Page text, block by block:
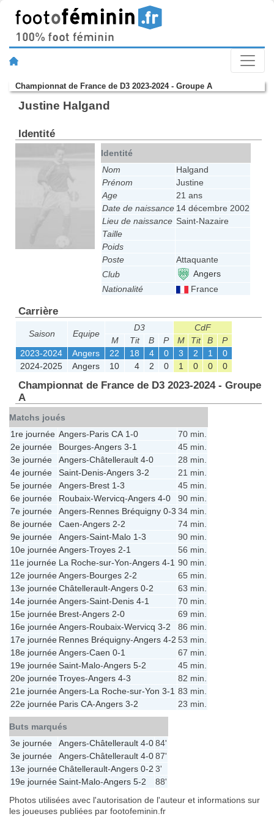
Championnat de France de D3 2023-2024 - Groupe A
Justine Halgand
Identité
Identité
Nom
Halgand
Prénom
Justine
Age
21 ans
Date de naissance 14 décembre 2002
Lieu de naissance Saint-Nazaire
Taille
Poids
Poste
Attaquante
Club
Angers
Nationalité
France
Carrière
Saison Equipe
D3
CdF
M
Tit B P M Tit B
P
2023-2024
Angers 22 18 4 0 3 2 1
0
2024-2025
Angers 10 4 2 0 1 0 0 0
Championnat de France de D3 2023-2024 - Groupe
A
Matchs joués
1re journée Angers-Paris CA 1-0
70 min.
2e journée
Bourges-Angers 3-1
45 min.
3e journée
Angers-Châtellerault 4-0
28 min.
4e journée
Saint-Denis-Angers 3-2
21 min.
5e journée
Angers-Brest 1-3
45 min.
6e journée
Roubaix-Wervicq-Angers 4-0
90 min.
7e journée
Angers-Rennes Bréquigny 0-3 34 min.
8e journée
Caen-Angers 2-2
74 min.
9e journée
Angers-Saint-Malo 1-3
90 min.
10e journéeAngers-Troyes 2-1
56 min.
11e journée La Roche-sur-Yon-Angers 4-1 90 min.
12e journéeAngers-Bourges 2-2
65 min.
13e journéeChâtellerault-Angers 0-2
63 min.
14e journéeAngers-Saint-Denis 4-1
70 min.
15e journée Brest-Angers 2-0
69 min.
16e journéeAngers-Roubaix-Wervicq 3-2
86 min.
17e journée Rennes Bréquigny-Angers 4-2 53 min.
18e journéeAngers-Caen 0-1
67 min.
19e journéeSaint-Malo-Angers 5-2
45 min.
20e journéeTroyes-Angers 4-3
82 min.
21e journéeAngers-La Roche-sur-Yon 3-1 83 min.
22e journée Paris CA-Angers 3-2 23 min.
Buts marqués
3e journée
Angers-Châtellerault 4-084'
3e journée
Angers-Châtellerault 4-087'
13e journéeChâtellerault-Angers 0-2 3'
19e journéeSaint-Malo-Angers 5-2
88'
Photos utilisées avec l'autorisation de l'auteur et informations sur
les joueuses publiées par footofeminin.fr